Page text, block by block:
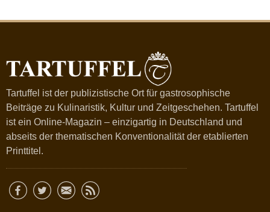
Tartuffel ist der publizistische Ort für gastrosophische
Beiträge zu Kulinaristik, Kultur und Zeitgeschehen. Tartuffel
ist ein Online-Magazin – einzigartig in Deutschland und
abseits der thematischen Konventionalität der etablierten
Printtitel.